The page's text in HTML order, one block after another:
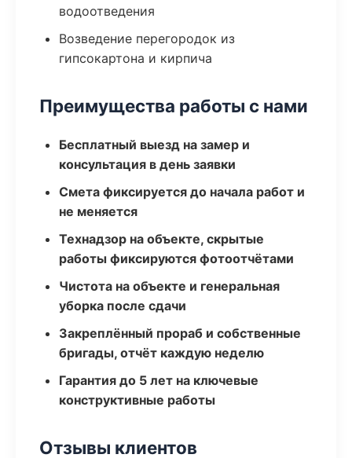
водоотведения
Возведение перегородок из
гипсокартона и кирпича
Преимущества работы с нами
Бесплатный выезд на замер и
консультация в день заявки
Смета фиксируется до начала работ и
не меняется
Технадзор на объекте, скрытые
работы фиксируются фотоотчётами
Чистота на объекте и генеральная
уборка после сдачи
Закреплённый прораб и собственные
бригады, отчёт каждую неделю
Гарантия до 5 лет на ключевые
конструктивные работы
Отзывы клиентов